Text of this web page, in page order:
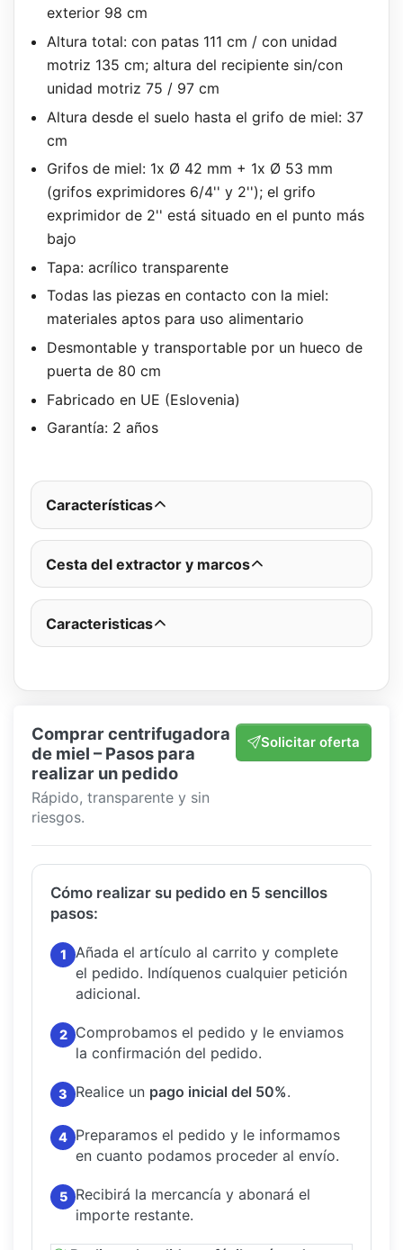
exterior 98 cm
Altura total: con patas 111 cm / con unidad
motriz 135 cm; altura del recipiente sin/con
unidad motriz 75 / 97 cm
Altura desde el suelo hasta el grifo de miel: 37
cm
Grifos de miel: 1x Ø 42 mm + 1x Ø 53 mm
(grifos exprimidores 6/4'' y 2''); el grifo
exprimidor de 2'' está situado en el punto más
bajo
Tapa: acrílico transparente
Todas las piezas en contacto con la miel:
materiales aptos para uso alimentario
Desmontable y transportable por un hueco de
puerta de 80 cm
Fabricado en UE (Eslovenia)
Garantía: 2 años
Características
Cesta del extractor y marcos
Caracteristicas
Comprar centrifugadora
de miel – Pasos para
realizar un pedido
Rápido, transparente y sin
riesgos.
Solicitar oferta
Cómo realizar su pedido en 5 sencillos
pasos:
1
Añada el artículo al carrito y complete
el pedido. Indíquenos cualquier petición
adicional.
2
Comprobamos el pedido y le enviamos
la confirmación del pedido.
3 Realice un pago inicial del 50%.
4 Preparamos el pedido y le informamos
en cuanto podamos proceder al envío.
5
Recibirá la mercancía y abonará el
importe restante.